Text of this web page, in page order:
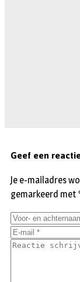
Geef een
Je e-mailadres
gemarkeerd met